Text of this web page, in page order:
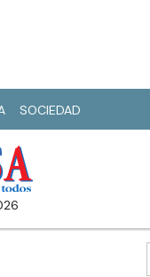
SOCIEDAD